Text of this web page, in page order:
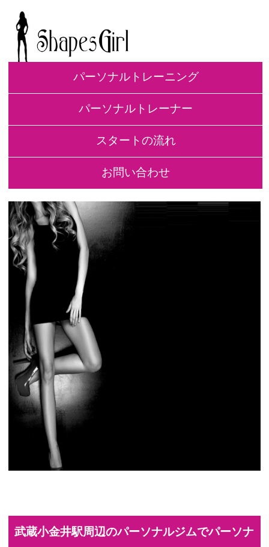
パーソナルトレーニング
パーソナルトレーナー
スタートの流れ
お問い合わせ
武蔵小金井駅周辺のパーソナルジムでパーソナ